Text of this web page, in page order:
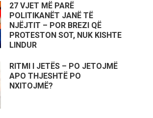
27 VJET MË PARË
POLITIKANËT JANË TË
NJËJTIT – POR BREZI QË
PROTESTON SOT, NUK KISHTE
LINDUR
RITMI I JETËS – PO JETOJMË
APO THJESHTË PO
NXITOJMË?